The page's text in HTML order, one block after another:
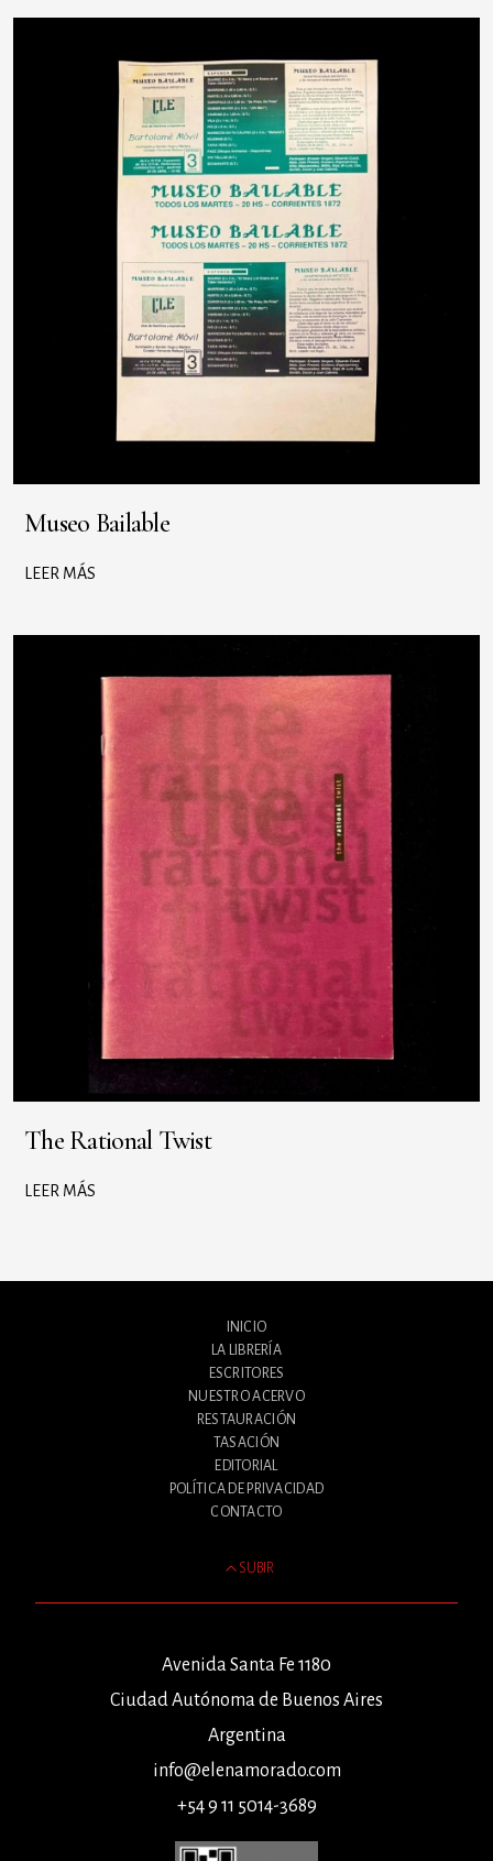
Museo Bailable
LEER MÁS
The Rational Twist
LEER MÁS
INICIO
LA LIBRERÍA
ESCRITORES
NUESTRO ACERVO
RESTAURACIÓN
TASACIÓN
EDITORIAL
POLÍTICA DE PRIVACIDAD
CONTACTO
SUBIR
Avenida Santa Fe 1180
Ciudad Autónoma de Buenos Aires
Argentina
info@elenamorado.com
+54 9 11 5014-3689